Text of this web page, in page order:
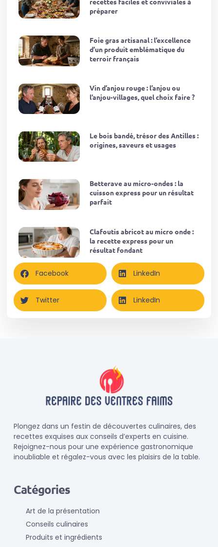
préparer
Foie gras artisanal : l’excellence
d’un produit emblématique du
terroir français
Vin d’anjou rouge : l’anjou ou
l’anjou-villages, quel choix faire ?
Le bois bandé, trésor des Antilles :
origines, saveurs et usages
Betterave au micro-ondes : la
cuisson express pour un résultat
parfait
Clafoutis abricot au micro onde :
la recette express pour un
résultat fondant
Facebook LinkedIn
Twitter LinkedIn
Plongez dans un festin de découvertes culinaires, des
recettes exquises aux conseils d’experts en cuisine.
Rejoignez-nous pour une expérience gastronomique
inoubliable et régalez-vous avec les plaisirs de la table.
Catégories
Art de la présentation
Conseils culinaires
Produits et ingrédients